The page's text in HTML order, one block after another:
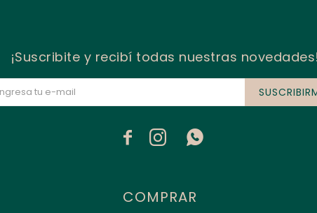
COMPRAR
¡Suscribite y recibí todas nuestras novedades!
  